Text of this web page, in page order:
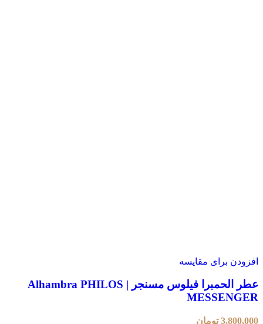
افزودن برای مقایسه
عطر الحمبرا فیلوس مسنجر | Alhambra PHILOS
MESSENGER
3,800,000 تومان